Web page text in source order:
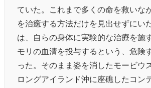
ていた。これまで多くの命を救いな
を治癒する方法だけを見出せずにい
は、自らの身体に実験的な治療を施
モリの血清を投与するという、危険
った。そのまま姿を消したモービウ
ロングアイランド沖に座礁したコン